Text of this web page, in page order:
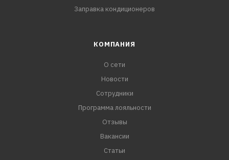
Заправка кондиционеров
КОМПАНИЯ
О сети
Новости
Сотрудники
Программа лояльности
Отзывы
Вакансии
Статьи